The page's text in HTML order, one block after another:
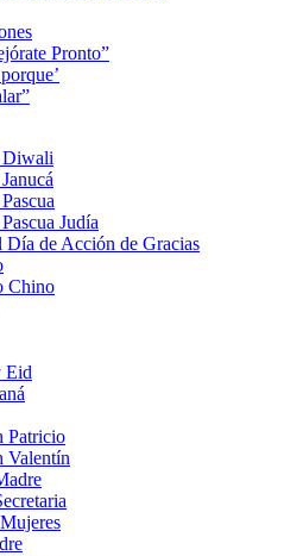
Pronto”
Diwali
Judía
Día de Acción de Gracias
Chino
Eid
Patricio
Valentín